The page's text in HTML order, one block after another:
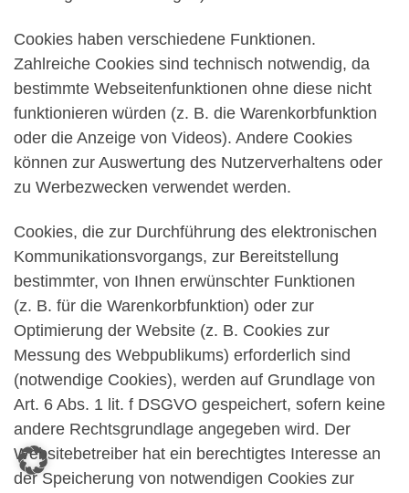
Cookies haben verschiedene Funktionen.
Zahlreiche Cookies sind technisch notwendig, da
bestimmte Webseitenfunktionen ohne diese nicht
funktionieren würden (z. B. die Warenkorbfunktion
oder die Anzeige von Videos). Andere Cookies
können zur Auswertung des Nutzerverhaltens oder
zu Werbezwecken verwendet werden.
Cookies, die zur Durchführung des elektronischen
Kommunikationsvorgangs, zur Bereitstellung
bestimmter, von Ihnen erwünschter Funktionen
(z. B. für die Warenkorbfunktion) oder zur
Optimierung der Website (z. B. Cookies zur
Messung des Webpublikums) erforderlich sind
(notwendige Cookies), werden auf Grundlage von
Art. 6 Abs. 1 lit. f DSGVO gespeichert, sofern keine
andere Rechtsgrundlage angegeben wird. Der
Websitebetreiber hat ein berechtigtes Interesse an
der Speicherung von notwendigen Cookies zur